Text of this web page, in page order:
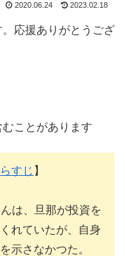
2020.06.24 2023.02.18
応援ありがとうござ
ことがあります
すじ 】
は、旦那が投資を
れていたが、自身
示さなかつた。